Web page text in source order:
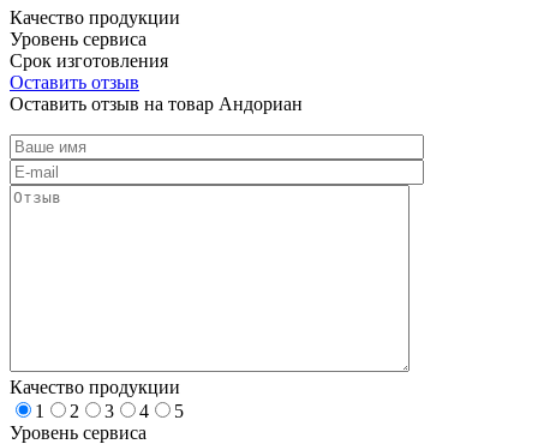
Качество продукции
Уровень сервиса
Срок изготовления
Оставить отзыв
Оставить отзыв на товар Андориан
Качество продукции
1
2 3 4
5
Уровень сервиса